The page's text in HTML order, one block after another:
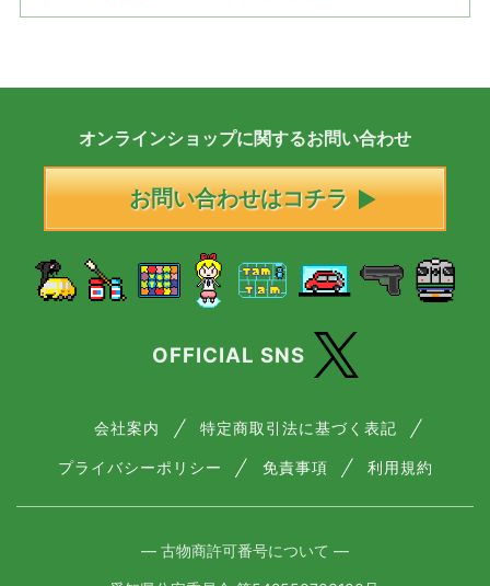
オンラインショップに関するお問い合わせ
お問い合わせはコチラ
OFFICIAL SNS
会社案内 特定商取引法に基づく表記
プライバシーポリシー 免責事項 利用規約
― 古物商許可番号について ―